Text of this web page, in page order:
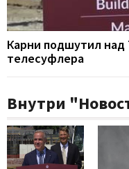
Карни подшутил над
телесуфлера
Внутри